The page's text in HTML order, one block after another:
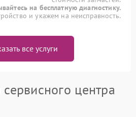
на бесплатную диагностику.
и укажем на неисправность.
все услуги
центра